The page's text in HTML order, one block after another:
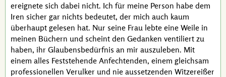
ereignete sich dabei nicht. Ich für meine Person habe dem
Iren sicher gar nichts bedeutet, der mich auch kaum
überhaupt gelesen hat. Nur seine Frau lebte eine Weile in
meinen Büchern und scheint den Gedanken ventiliert zu
haben, ihr Glaubensbedürfnis an mir auszuleben. Mit
einem alles Feststehende Anfechtenden, einem gleichsam
professionellen Verulker und nie aussetzenden Witzereißer